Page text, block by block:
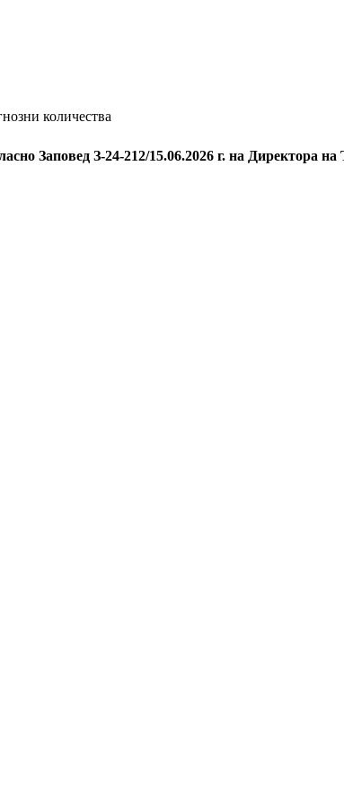
количества
Заповед З-24-212/15.06.2026 г. на Директора